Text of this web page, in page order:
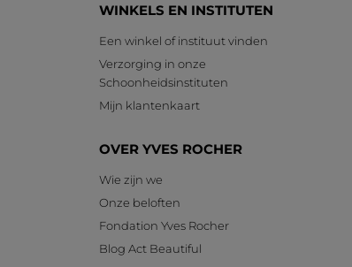
WINKELS EN INSTITUTEN
Een winkel of instituut vinden
Verzorging in onze
Schoonheidsinstituten
Mijn klantenkaart
OVER YVES ROCHER
Wie zijn we
Onze beloften
Fondation Yves Rocher
Blog Act Beautiful